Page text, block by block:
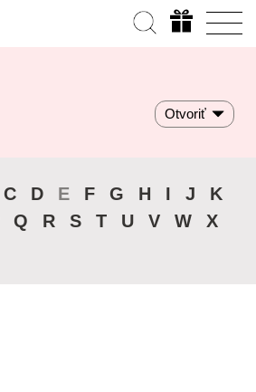
Otvoriť
C D E F G H I J
K
Q R S T U V W
X